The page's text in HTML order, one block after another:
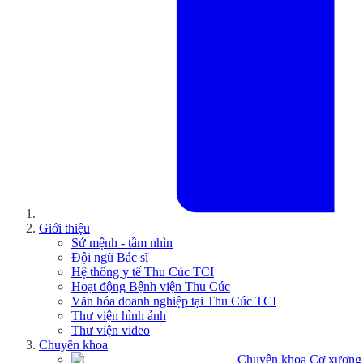
Giới thiệu
Sứ mệnh - tầm nhìn
Đội ngũ Bác sĩ
Hệ thống y tế Thu Cúc TCI
Hoạt động Bệnh viện Thu Cúc
Văn hóa doanh nghiệp tại Thu Cúc TCI
Thư viện hình ảnh
Thư viện video
Chuyên khoa
Chuyên khoa Cơ